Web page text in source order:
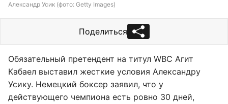
Александр Усик (фото: Getty Images)
Поделиться
Обязательный претендент на титул WBC Агит
Кабаел выставил жесткие условия Александру
Усику. Немецкий боксер заявил, что у
действующего чемпиона есть ровно 30 дней,